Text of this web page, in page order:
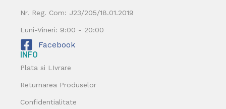
Nr. Reg. Com: J23/205/18.01.2019
Luni-Vineri: 9:00 - 20:00
Facebook
INFO
Plata si LIvrare
Returnarea Produselor
Confidentialitate